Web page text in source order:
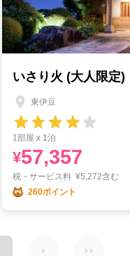
いさり火 (大人限定)
東伊豆
1部屋 x 1泊
¥57,357
税・サービス料 ¥5,272含む
260ポイント